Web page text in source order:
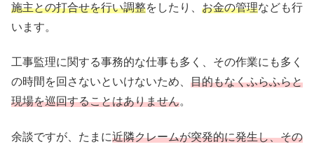
施主との打合せを行い調整をしたり、 お金の管理なども行
います。
工事監理に関する事務的な仕事も多く、その作業にも多く
の時間を回さないといけないため、 目的もなくふらふらと
現場を巡回することはありません。
余談ですが、たまに近隣クレームが突発的に発生し、その